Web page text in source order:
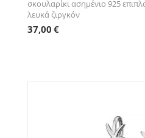
σκουλαρίκι ασημένιο 925
λευκά ζιργκόν
37,00 €